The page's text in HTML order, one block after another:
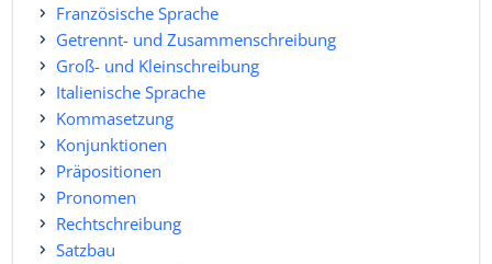
Französische Sprache
Getrennt- und Zusammenschreibung
Groß- und Kleinschreibung
Italienische Sprache
Kommasetzung
Konjunktionen
Präpositionen
Pronomen
Rechtschreibung
Satzbau